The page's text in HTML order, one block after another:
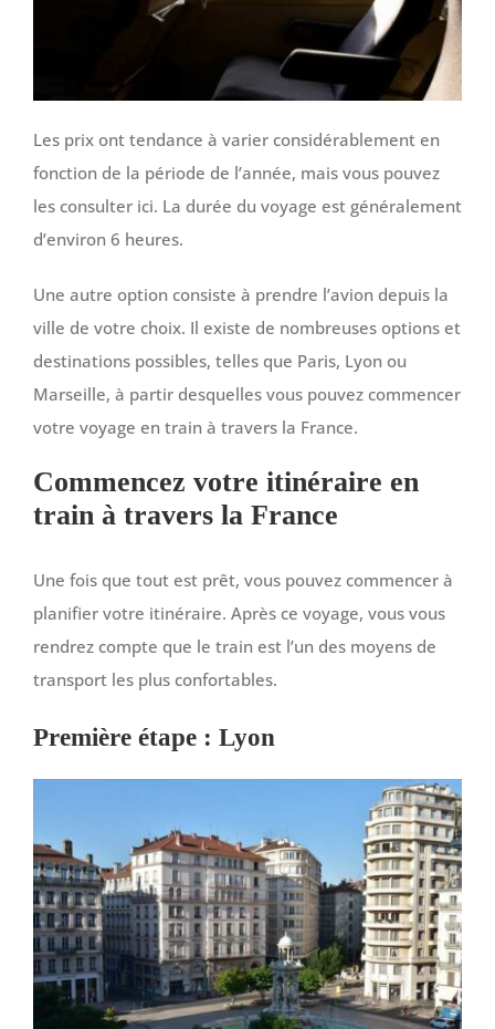
Les prix ont tendance à varier considérablement en
fonction de la période de l’année, mais vous pouvez
les consulter ici. La durée du voyage est généralement
d’environ 6 heures.
Une autre option consiste à prendre l’avion depuis la
ville de votre choix. Il existe de nombreuses options et
destinations possibles, telles que Paris, Lyon ou
Marseille, à partir desquelles vous pouvez commencer
votre voyage en train à travers la France.
Commencez votre itinéraire en
train à travers la France
Une fois que tout est prêt, vous pouvez commencer à
planifier votre itinéraire. Après ce voyage, vous vous
rendrez compte que le train est l’un des moyens de
transport les plus confortables.
Première étape : Lyon